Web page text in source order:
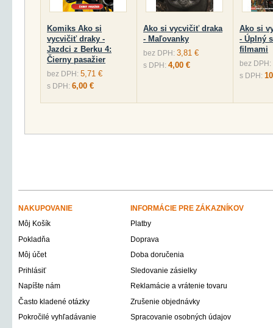
Komiks Ako si
vycvičiť draky -
Jazdci z Berku 4:
Čierny pasažier
bez DPH: 5,71 €
s DPH: 6,00 €
Ako si vycvičiť draka
- Maľovanky
bez DPH: 3,81 €
s DPH: 4,00 €
Ako si
- Úplný
filmami
bez DPH:
s DPH:
NAKUPOVANIE
INFORMÁCIE PRE ZÁKAZNÍKOV
Môj Košík
Platby
Pokladňa
Doprava
Môj účet
Doba doručenia
Prihlásiť
Sledovanie zásielky
Napíšte nám
Reklamácie a vrátenie tovaru
Často kladené otázky
Zrušenie objednávky
Pokročilé vyhľadávanie
Spracovanie osobných údajov